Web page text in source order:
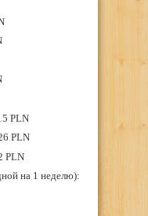
PLN
PLN
PLN
на 1 неделю):